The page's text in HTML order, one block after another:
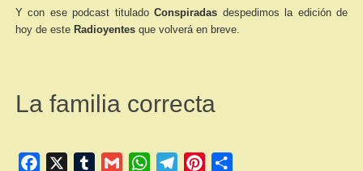
Y con ese podcast tituladoConspiradas despedimos la edición de
hoy de este Radioyentesque volverá en breve.
La familia correcta
Facebook TumblrGmail WhatsAppTelegramPinterest